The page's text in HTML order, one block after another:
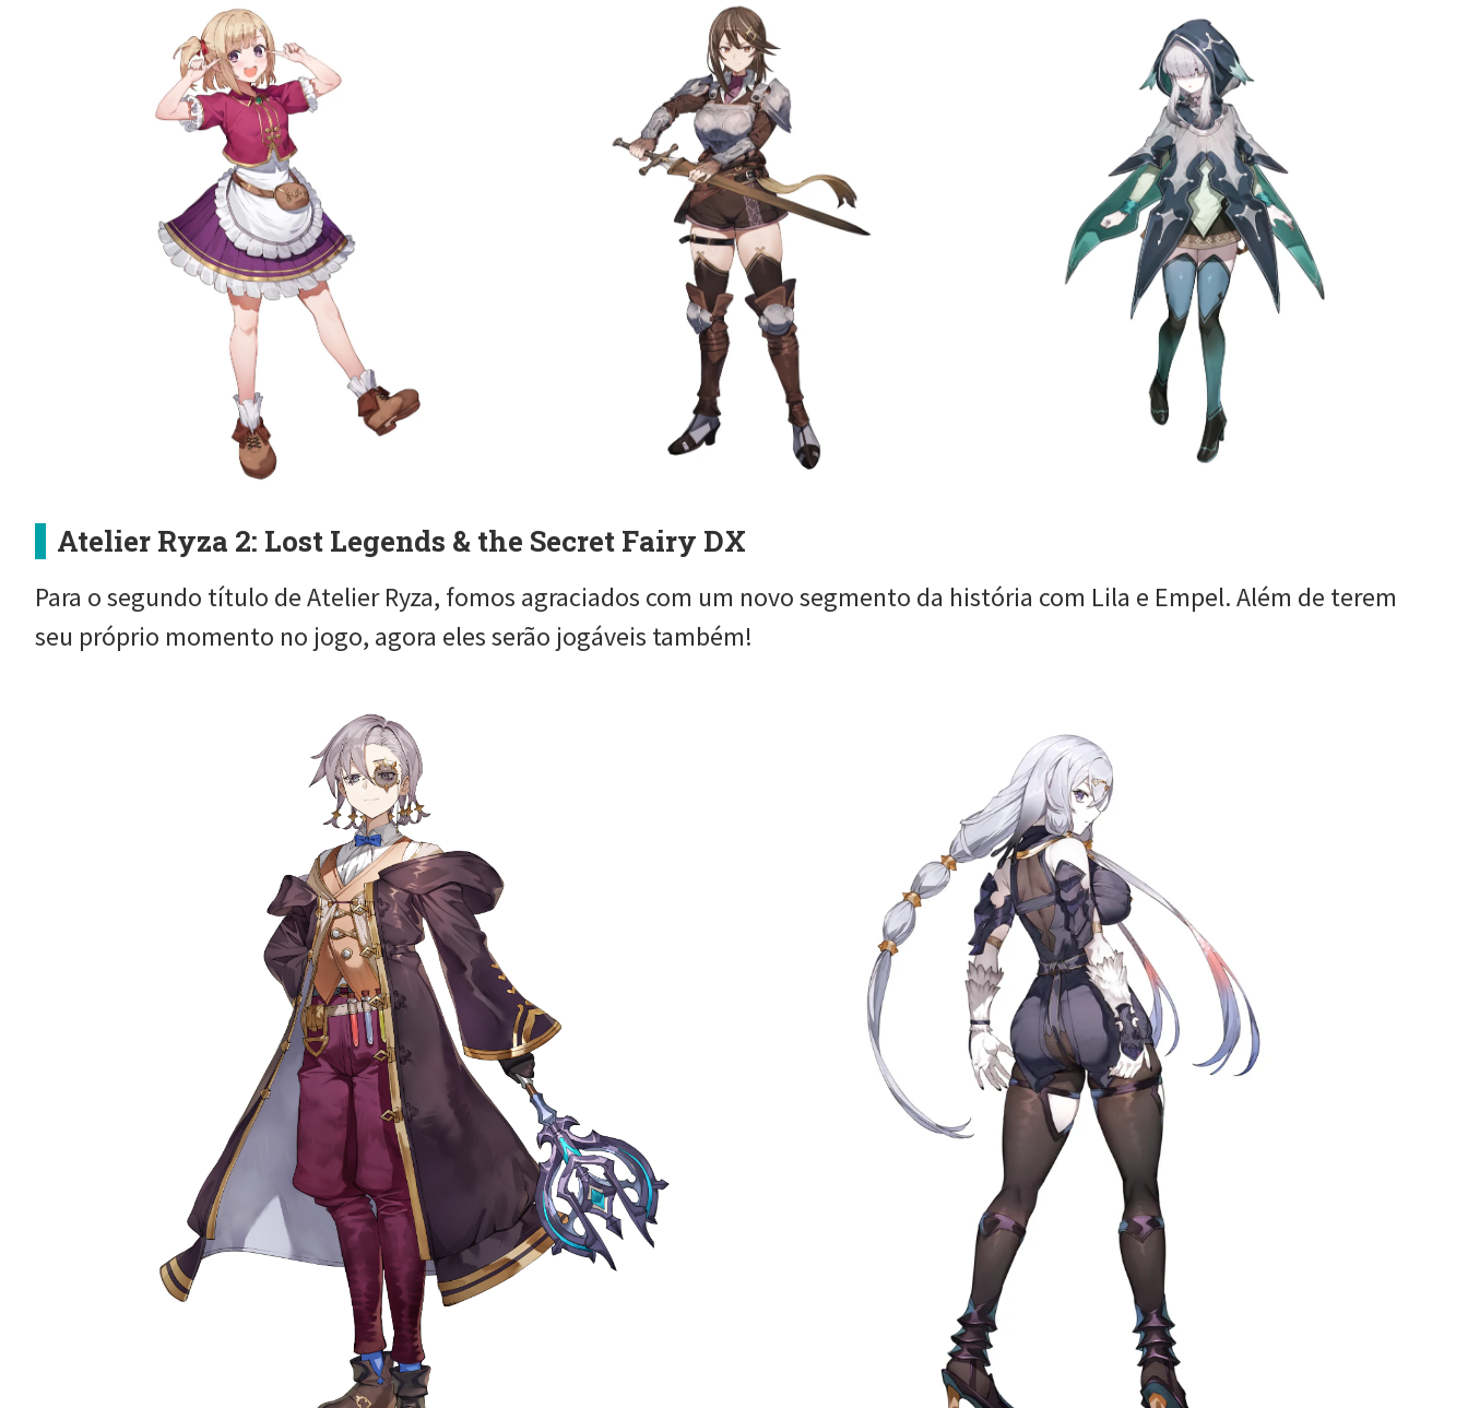
Atelier Ryza 2: Lost Legends & the Secret Fairy DX
Para o segundo título de Atelier Ryza, fomos agraciados com um novo segmento da história com Lila e Empel. Além de terem
seu próprio momento no jogo, agora eles serão jogáveis também!